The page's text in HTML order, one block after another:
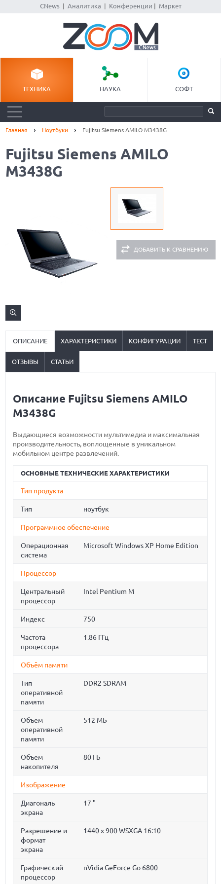
CNews| Аналитика Конференции Маркет
ТЕХНИКА НАУКА СОФТ
Главная Ноутбуки Fujitsu Siemens AMILO M3438G
Fujitsu Siemens AMILO
M3438G
ДОБАВИТЬ К СРАВНЕНИЮ
ОПИСАНИЕ ХАРАКТЕРИСТИКИ КОНФИГУРАЦИИ ТЕСТ
ОТЗЫВЫ СТАТЬИ
Описание Fujitsu Siemens AMILO
M3438G
Выдающиеся возможности мультимедиа и максимальная
производительность, воплощенные в уникальном
мобильном центре развлечений.
ОСНОВНЫЕ ТЕХНИЧЕСКИЕ ХАРАКТЕРИСТИКИ
Тип продукта
Тип ноутбук
Программное обеспечение
Операционная
система
Microsoft Windows XP Home Edition
Процессор
Центральный
процессор
Intel Pentium M
Индекс 750
Частота
процессора
1.86 ГГц
Объём памяти
Тип
оперативной
памяти
DDR2 SDRAM
Объем
оперативной
памяти
512 МБ
Объем
накопителя
80 ГБ
Изображение
Диагональ
экрана
17 "
Разрешение и
формат
экрана
1440 x 900 WSXGA 16:10
Графический
процессор
nVidia GeForce Go 6800